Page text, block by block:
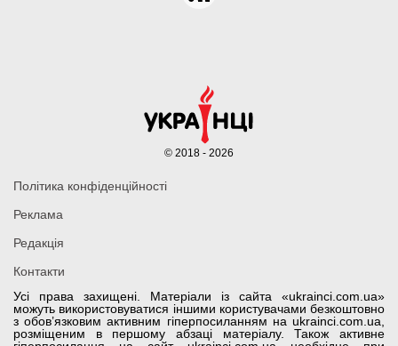
Усі права захищені. Матеріали із сайта «ukrainci.com.ua»
можуть використовуватися іншими користувачами безкоштовно
з обов’язковим активним гіперпосиланням на ukrainci.com.ua,
розміщеним в першому абзаці матеріалу. Також активне
Політика конфіденційності
Реклама
Редакція
Контакти
© 2018 - 2026